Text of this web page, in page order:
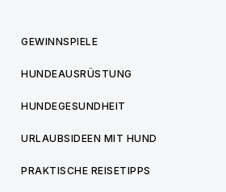
GEWINNSPIELE
HUNDEAUSRÜSTUNG
HUNDEGESUNDHEIT
URLAUBSIDEEN MIT HUND
PRAKTISCHE REISETIPPS